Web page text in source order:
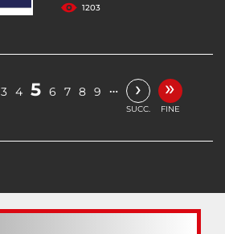
1203
3 4 5 6 7 8 9 … ›
SUCC.
»
FINE